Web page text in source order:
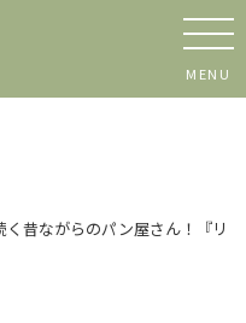
MENU
く昔ながらのパン屋さん！『リ